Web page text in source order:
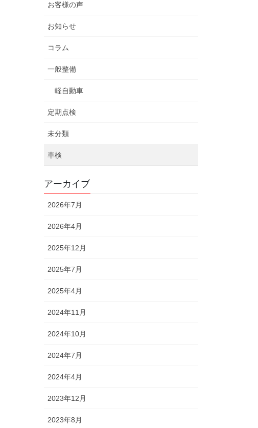
お客様の声
お知らせ
コラム
一般整備
軽自動車
定期点検
未分類
車検
アーカイブ
2026年7月
2026年4月
2025年12月
2025年7月
2025年4月
2024年11月
2024年10月
2024年7月
2024年4月
2023年12月
2023年8月